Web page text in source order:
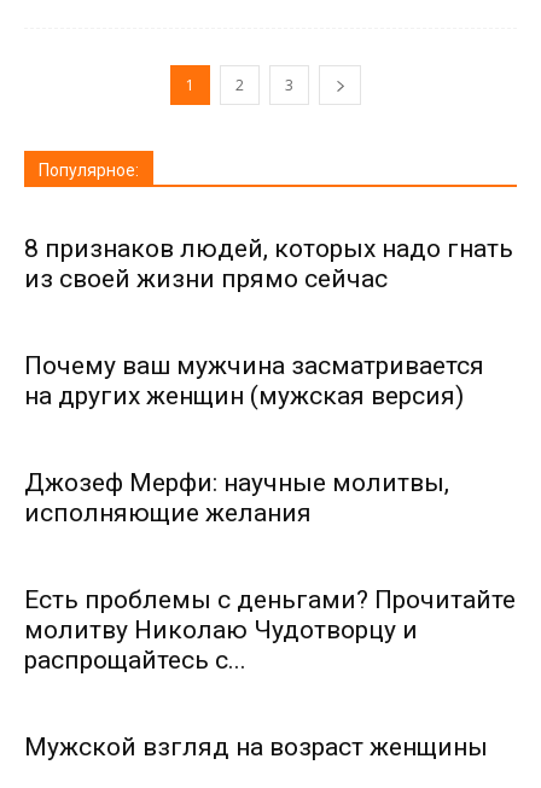
1 2 3
Популярное:
8 признаков людей, которых надо гнать
из своей жизни прямо сейчас
Почему ваш мужчина засматривается
на других женщин (мужская версия)
Джозеф Мерфи: научные молитвы,
исполняющие желания
Есть проблемы с деньгами? Прочитайте
молитву Николаю Чудотворцу и
распрощайтесь с...
Мужской взгляд на возраст женщины